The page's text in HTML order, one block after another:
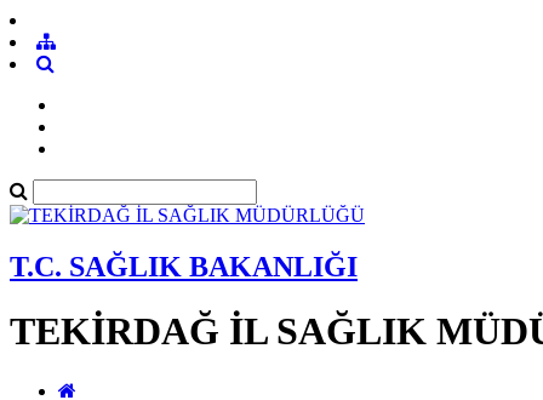
T.C. SAĞLIK BAKANLIĞI
TEKİRDAĞ İL SAĞLIK